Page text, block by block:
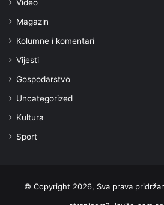
Video
Magazin
Kolumne i komentari
Vijesti
Gospodarstvo
Uncategorized
Kultura
Sport
© Copyright 2026, Sva prava